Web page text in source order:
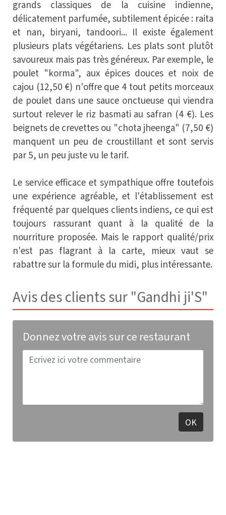
grands classiques de la cuisine indienne,
délicatement parfumée, subtilement épicée : raita
et nan, biryani, tandoori... Il existe également
plusieurs plats végétariens. Les plats sont plutôt
savoureux mais pas très généreux. Par exemple, le
poulet "korma", aux épices douces et noix de
cajou (12,50 €) n'offre que 4 tout petits morceaux
de poulet dans une sauce onctueuse qui viendra
surtout relever le riz basmati au safran (4 €). Les
beignets de crevettes ou "chota jheenga" (7,50 €)
manquent un peu de croustillant et sont servis
par 5, un peu juste vu le tarif.
Le service efficace et sympathique offre toutefois
une expérience agréable, et l'établissement est
fréquenté par quelques clients indiens, ce qui est
toujours rassurant quant à la qualité de la
nourriture proposée. Mais le rapport qualité/prix
n'est pas flagrant à la carte, mieux vaut se
rabattre sur la formule du midi, plus intéressante.
Avis des clients sur "Gandhi ji'S"
Donnez votre avis sur ce restaurant